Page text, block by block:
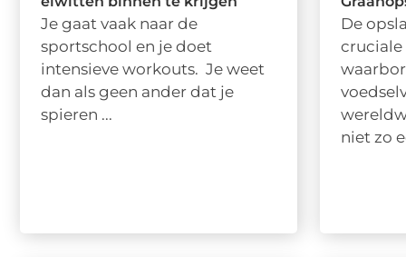
Je gaat vaak naar de
sportschool en je doet
intensieve workouts. Je weet
dan als geen ander dat je
spieren ...
De
cruciale
niet zo